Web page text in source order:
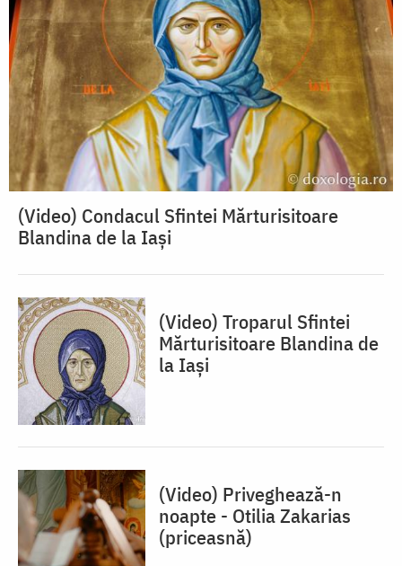
(Video) Condacul Sfintei Mărturisitoare
Blandina de la Iași
(Video) Troparul Sfintei
Mărturisitoare Blandina de
la Iași
(Video) Priveghează-n
noapte - Otilia Zakarias
(priceasnă)